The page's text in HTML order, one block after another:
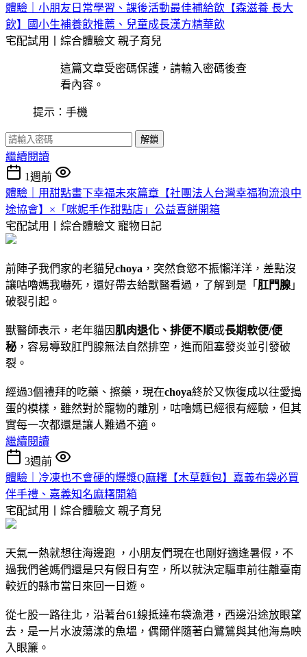
體驗｜小朋友日常學習、課後活動最佳補給飲【森滋養 長大
飲】國小生補養飲推薦、兒童成長漢方精華飲
宅配試用丨綜合體驗文 親子育兒
這篇文章受密碼保護，請輸入密碼後查
看內容。
提示：手機
解鎖
繼續閱讀
1週前
體驗｜用甜點畫下幸福未來篇章【社團法人台灣幸福狗流浪中
途協會】×「咪妮手作甜點店」公益喜餅開箱
宅配試用丨綜合體驗文 寵物日記
前陣子我們家的老貓兒choya ，突然食慾不振懶洋洋，差點沒
讓咕嚕媽我嚇死，還好帶去給獸醫看過，了解到是「 肛門腺 」
破裂引起。
獸醫師表示，老年貓因 肌肉退化、排便不順或長期軟便/便
秘 ，容易導致肛門腺無法自然排空，進而阻塞發炎並引發破
裂。
經過3個禮拜的吃藥、擦藥，現在choya終於又恢復成以往愛搗
蛋的模樣，雖然對於寵物的離別，咕嚕媽已經很有經驗，但其
實每一次都還是讓人難過不適。
繼續閱讀
3週前
體驗｜冷凍也不會硬的爆漿Q麻糬【木草麵包】嘉義布袋必買
伴手禮、嘉義知名麻糬開箱
宅配試用丨綜合體驗文 親子育兒
天氣一熱就想往海邊跑 ，小朋友們現在也剛好適逢暑假，不
過我們爸媽們還是只有假日有空，所以就決定驅車前往離臺南
較近的縣市當日來回一日遊。
從七股一路往北，沿著台61線抵達布袋漁港，西邊沿途放眼望
去，是一片水波蕩漾的魚塭，偶爾伴隨著白鷺鷥與其他海鳥映
入眼簾。